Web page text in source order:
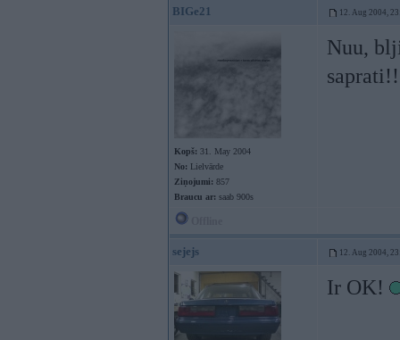
BIGe21 12. Aug 2004,
Kopš: 31. May 2004
No: Lielvārde
Ziņojumi: 857
Braucu ar: saab 900s
Nuu,
sejejs 12. Aug 2004,
Ir OK!